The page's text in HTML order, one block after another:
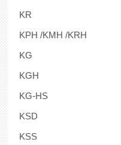
KR
ΚΡΗ /ΚΜΗ /KRH
KG
KGH
KG-HS
KSD
KSS